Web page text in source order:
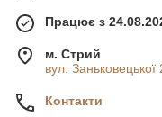
Працює з
м. Стрий
вул.
Контакти